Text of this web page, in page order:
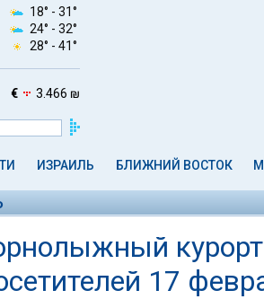
18° - 31°
24° - 32°
28° - 41°
€ 3.466 ₪
ИЗРАИЛЬ БЛИЖНИЙ ВОСТОК
17